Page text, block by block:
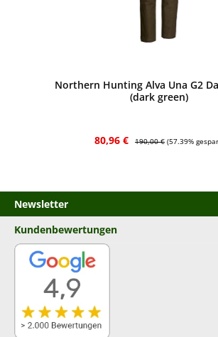
Northern Hunting Alva Una G2
(dark green)
Verkaufspreis:
80,96 € Regulärer Preis:
190,00 € (57.39%
Newsletter
Kundenbewertungen